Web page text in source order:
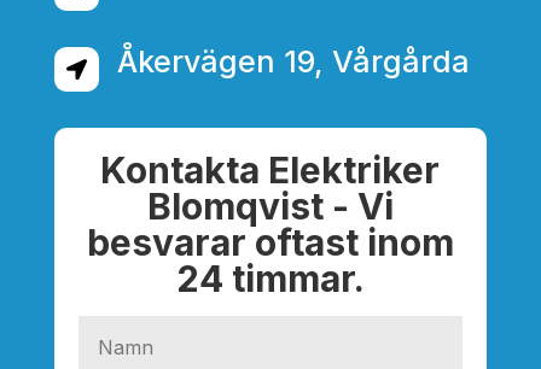
 Åkervägen 19, Vårgårda
Kontakta Elektriker
Blomqvist - Vi
besvarar oftast inom
24 timmar.